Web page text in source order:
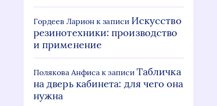
Гордеев Ларион к записи Искусство
резинотехники: производство
и применение
Полякова Анфиса к записиТабличка
на дверь кабинета: для чего она
нужна